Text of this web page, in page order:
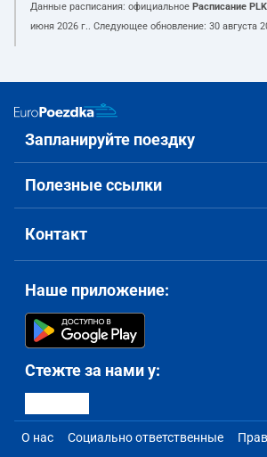
Данные расписания: официальное Расписание PLK
июня 2026 г.. Следующее обновление: 30 августа
Запланируйте поездку
Полезные ссылки
Контакт
Наше приложение:
Стежте за нами у:
О нас Социально ответственные